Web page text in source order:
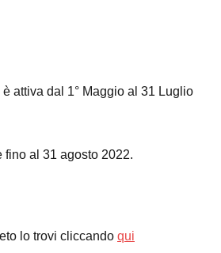
è attiva dal 1° Maggio al 31 Luglio
fino al 31 agosto 2022.
lo trovi cliccando qui